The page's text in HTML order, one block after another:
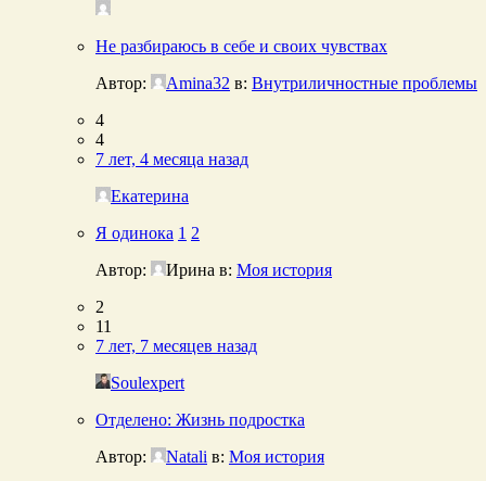
Не разбираюсь в себе и своих чувствах
Автор:
Amina32 в: Внутриличностные проблемы
4
4
7 лет, 4 месяца назад
Екатерина
Я одинока 1 2
Автор:
Ирина в: Моя история
2
11
7 лет, 7 месяцев назад
Soulexpert
Отделено: Жизнь подростка
Автор:
Natali в: Моя история